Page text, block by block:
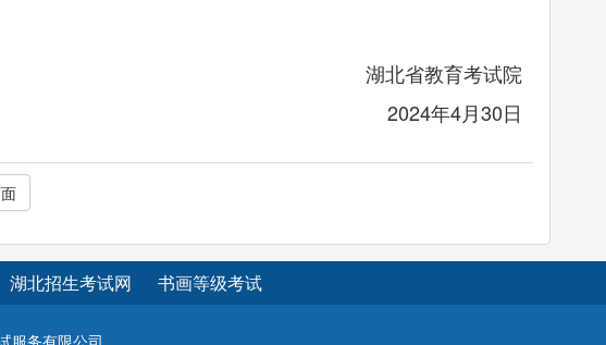
湖北省教育考试院
2024年4月30日
湖北招生考试网 书画等级考试
服务有限公司